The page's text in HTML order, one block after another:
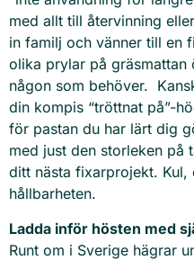
med allt till återvinning
in familj och vänner till en
olika prylar på
någon som behöver.
din kompis “tröttnat på”-
för pastan du har lärt dig
med just den storleken på
ditt nästa fixarprojekt.
hållbarheten.
Ladda inför hösten med
Runt om i Sverige hägrar